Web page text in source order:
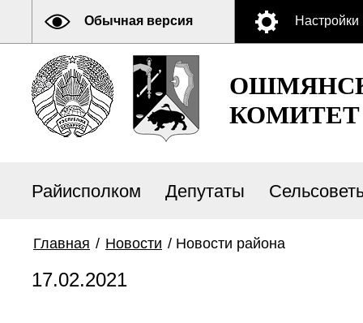
Обычная версия Настройки
КОМИТЕТ
Райисполком Депутаты
Главная / Новости / Новости района
17.02.2021